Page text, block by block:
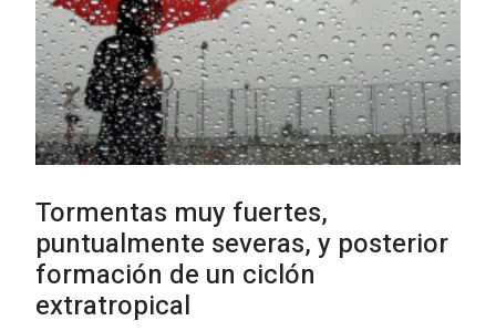
Actualización sobre la agenda de
vacunación contra el
meningococo
03-08-2026
NOTICIAS
UTE hizo llamado laboral para
personas en situación de
discapacidad
NOTICIAS